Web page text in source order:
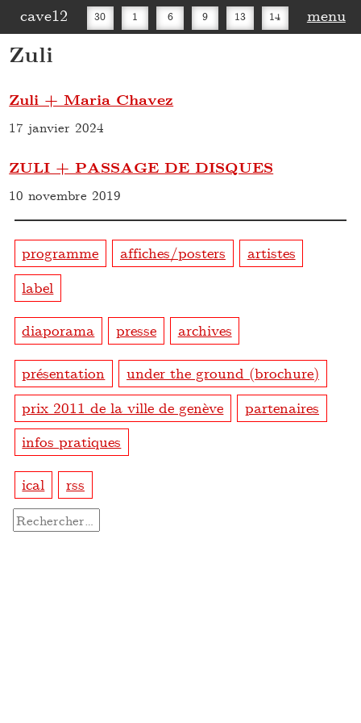
cave12 30 1 6 9 13 14 menu
Zuli
Zuli + Maria Chavez
17 janvier 2024
ZULI + PASSAGE DE DISQUES
10 novembre 2019
programme affiches/posters
artistes
label
diaporama presse archives
présentation
under the ground (brochure)
prix 2011 de la ville de genève
partenaires
infos pratiques
ical rss
Rechercher :